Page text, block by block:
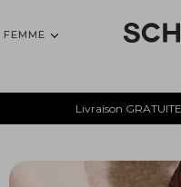
FEMME
Livraison